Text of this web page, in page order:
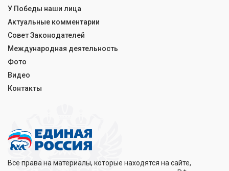
Все права на материалы, которые находятся на сайте,
У Победы наши лица
Актуальные комментарии
Совет Законодателей
Международная деятельность
Фото
Видео
Контакты